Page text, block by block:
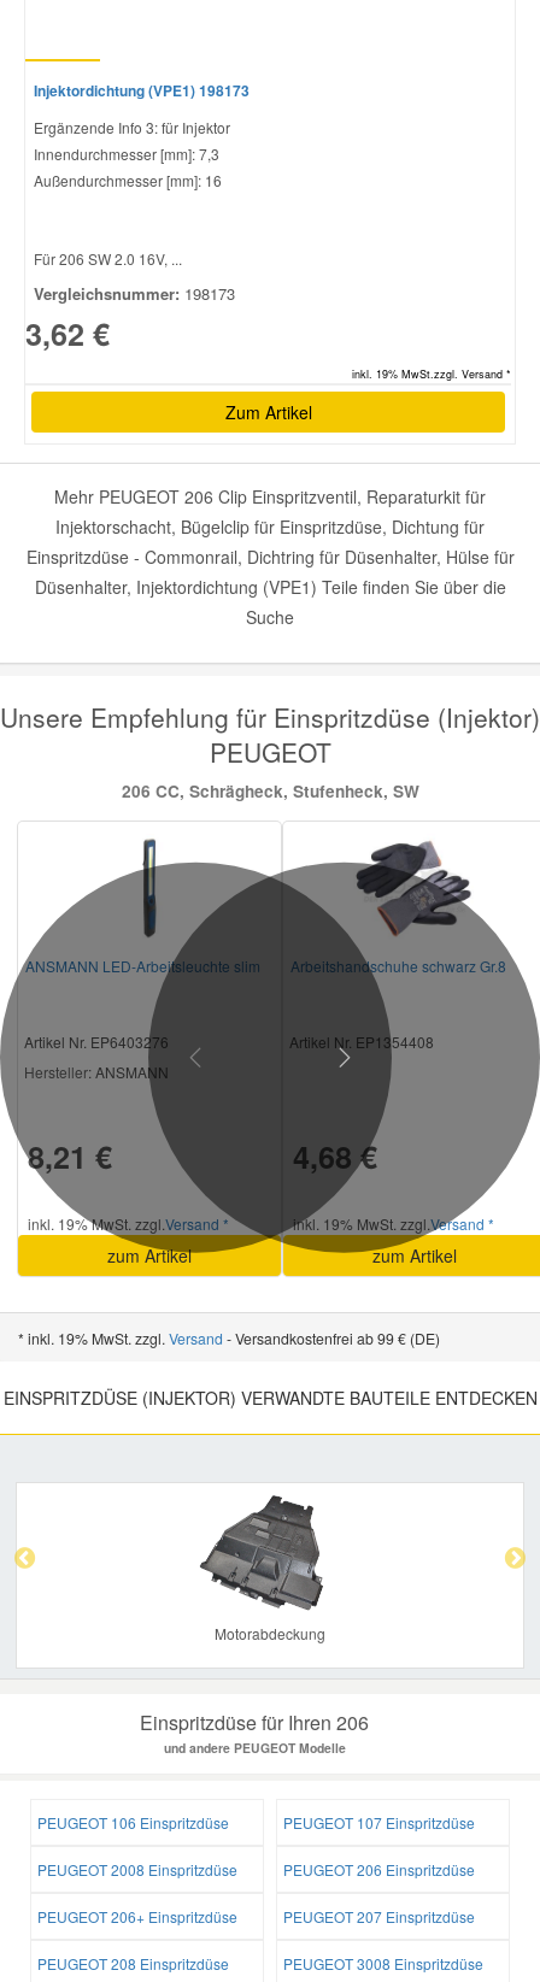
Injektordichtung (VPE1) 198173
Ergänzende Info 3: für Injektor
Innendurchmesser [mm]: 7,3
Außendurchmesser [mm]: 16
Für 206 SW 2.0 16V, ...
Vergleichsnummer: 198173
3,62 €
inkl. 19% MwSt.zzgl. Versand *
Zum Artikel
Mehr PEUGEOT 206 Clip Einspritzventil, Reparaturkit für
Injektorschacht, Bügelclip für Einspritzdüse, Dichtung für
Einspritzdüse - Commonrail, Dichtring für Düsenhalter, Hülse für
Düsenhalter, Injektordichtung (VPE1) Teile finden Sie über die
Suche
Unsere Empfehlung für Einspritzdüse (Injektor)
PEUGEOT
206 CC, Schrägheck, Stufenheck, SW
ANSMANN LED-Arbeitsleuchte slim
Artikel Nr. EP6403276
Hersteller: ANSMANN
8,21 €
inkl. 19% MwSt. zzgl. Versand *
zum Artikel
Arbeitshandschuhe schwarz Gr.8
Artikel Nr. EP1354408
4,68 €
inkl. 19% MwSt. zzgl. Versand *
zum Artikel
Previous Next
* inkl. 19% MwSt. zzgl. Versand - Versandkostenfrei ab 99 € (DE)
EINSPRITZDÜSE (INJEKTOR) VERWANDTE BAUTEILE ENTDECKEN
Motorabdeckung
Einspritzdüse für Ihren 206
und andere PEUGEOT Modelle
PEUGEOT 106 Einspritzdüse PEUGEOT 107 Einspritzdüse
PEUGEOT 2008 Einspritzdüse PEUGEOT 206 Einspritzdüse
PEUGEOT 206+ Einspritzdüse PEUGEOT 207 Einspritzdüse
PEUGEOT 208 Einspritzdüse PEUGEOT 3008 Einspritzdüse